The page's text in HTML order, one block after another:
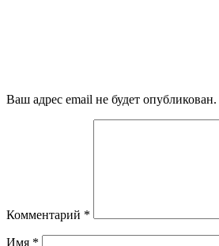
Ваш адрес email не будет опубликован.
Комментарий *
Имя *